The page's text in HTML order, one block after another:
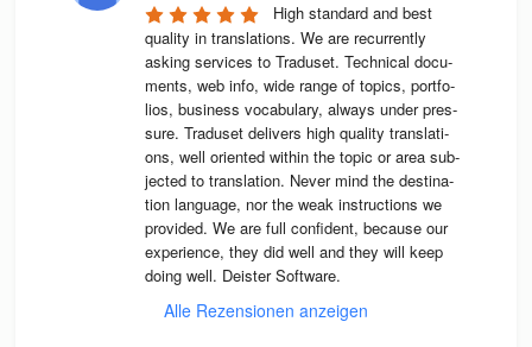
High stan­dard and best
qua­lity in trans­la­ti­ons. We are recur­rently
asking ser­vices to Tra­du­set. Tech­ni­cal docu­
ments, web info, wide range of topics, port­fo­
lios, busi­ness voca­bu­lary, always under pres­
sure. Tra­du­set deli­vers high qua­lity trans­la­ti­
ons, well ori­en­ted wit­hin the topic or area sub­
jec­ted to trans­la­tion. Never mind the desti­na­
tion lan­guage, nor the weak instruc­tions we
pro­vi­ded. We are full con­fi­dent, because our
expe­ri­ence, they did well and they will keep
doing well. Deis­ter Software.
Alle Rezensionen anzeigen